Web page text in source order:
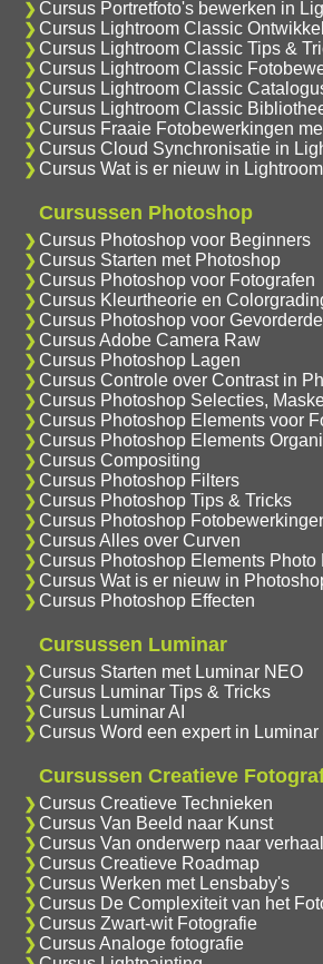
Cursus Portretfoto's bewerken in
Cursus Lightroom Classic
Cursus Lightroom Classic Tips &
Cursus Lightroom Classic
Cursus Lightroom Classic
Cursus Lightroom Classic
Cursus Fraaie Fotobewerkingen
Cursus Cloud Synchronisatie in
Cursus Wat is er nieuw in
Cursussen Photoshop
Cursus Photoshop voor Beginners
Cursus Starten met Photoshop
Cursus Photoshop voor Fotografen
Cursus Kleurtheorie en
Cursus Photoshop voor
Cursus Adobe Camera Raw
Cursus Photoshop Lagen
Cursus Controle over Contrast in
Cursus Photoshop Selecties,
Cursus Photoshop Elements voor
Cursus Photoshop Elements
Cursus Compositing
Cursus Photoshop Filters
Cursus Photoshop Tips & Tricks
Cursus Photoshop
Cursus Alles over Curven
Cursus Photoshop Elements Photo
Cursus Wat is er nieuw in
Cursus Photoshop Effecten
Cursussen Luminar
Cursus Starten met Luminar NEO
Cursus Luminar Tips & Tricks
Cursus Luminar AI
Cursus Word een expert in Luminar
Cursussen Creatieve
Cursus Creatieve Technieken
Cursus Van Beeld naar Kunst
Cursus Van onderwerp naar verhaal
Cursus Creatieve Roadmap
Cursus Werken met Lensbaby's
Cursus De Complexiteit van het
Cursus Zwart-wit Fotografie
Cursus Analoge fotografie